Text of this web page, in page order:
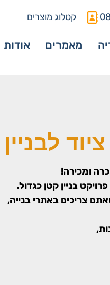
קטלוג מוצרים
מאמרים אודות
לבניין
ומכירה!
בניין קטן כגדול.
צריכים באתרי בנייה,